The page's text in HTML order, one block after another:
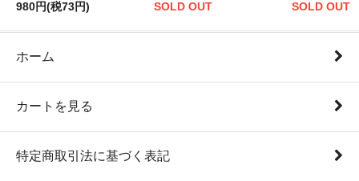
980円(税73円)
SOLD OUT
SOLD OUT
ホーム
カートを見る
特定商取引法に基づく表記